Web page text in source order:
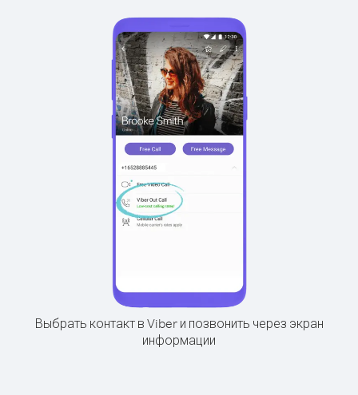
Выбрать контакт в Viber и позвонить через экран
информации